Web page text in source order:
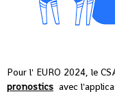
Pour l' EURO 2024, le
pronostics avec